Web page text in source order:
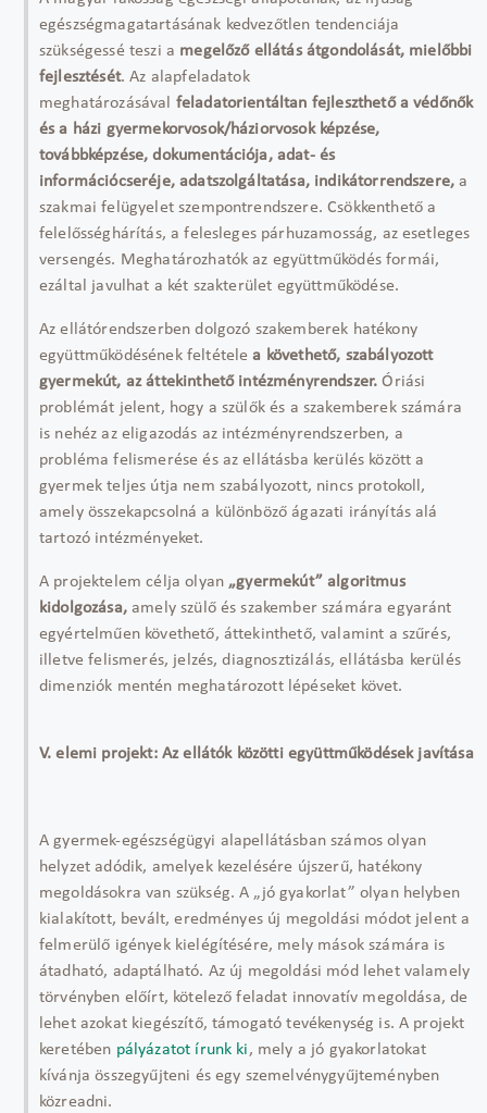
egészségmagatartásának kedvezőtlen tendenciája
szükségessé teszi a megelőző ellátás átgondolását, mielőbbi
fejlesztését. Az alapfeladatok
meghatározásával feladatorientáltan fejleszthető a védőnők
és a házi gyermekorvosok/háziorvosok képzése,
továbbképzése, dokumentációja, adat- és
információcseréje, adatszolgáltatása, indikátorrendszere,a
szakmai felügyelet szempontrendszere. Csökkenthető a
felelősséghárítás, a felesleges párhuzamosság, az esetleges
versengés. Meghatározhatók az együttműködés formái,
ezáltal javulhat a két szakterület együttműködése.
Az ellátórendszerben dolgozó szakemberek hatékony
együttműködésének feltételea követhető, szabályozott
gyermekút, az áttekinthető intézményrendszer. Óriási
problémát jelent, hogy a szülők és a szakemberek számára
is nehéz az eligazodás az intézményrendszerben, a
probléma felismerése és az ellátásba kerülés között a
gyermek teljes útja nem szabályozott, nincs protokoll,
amely összekapcsolná a különböző ágazati irányítás alá
tartozó intézményeket.
A projektelem célja olyan „gyermekút” algoritmus
kidolgozása,amely szülő és szakember számára egyaránt
egyértelműen követhető, áttekinthető, valamint a szűrés,
illetve felismerés, jelzés, diagnosztizálás, ellátásba kerülés
dimenziók mentén meghatározott lépéseket követ.
V. elemi projekt: Az ellátók közötti együttműködések javítása
A gyermek-egészségügyi alapellátásban számos olyan
helyzet adódik, amelyek kezelésére újszerű, hatékony
megoldásokra van szükség. A „jó gyakorlat” olyan helyben
kialakított, bevált, eredményes új megoldási módot jelent a
felmerülő igények kielégítésére, mely mások számára is
átadható, adaptálható. Az új megoldási mód lehet valamely
törvényben előírt, kötelező feladat innovatív megoldása, de
lehet azokat kiegészítő, támogató tevékenység is. A projekt
keretében pályázatot írunk ki, mely a jó gyakorlatokat
kívánja összegyűjteni és egy szemelvénygyűjteményben
közreadni.